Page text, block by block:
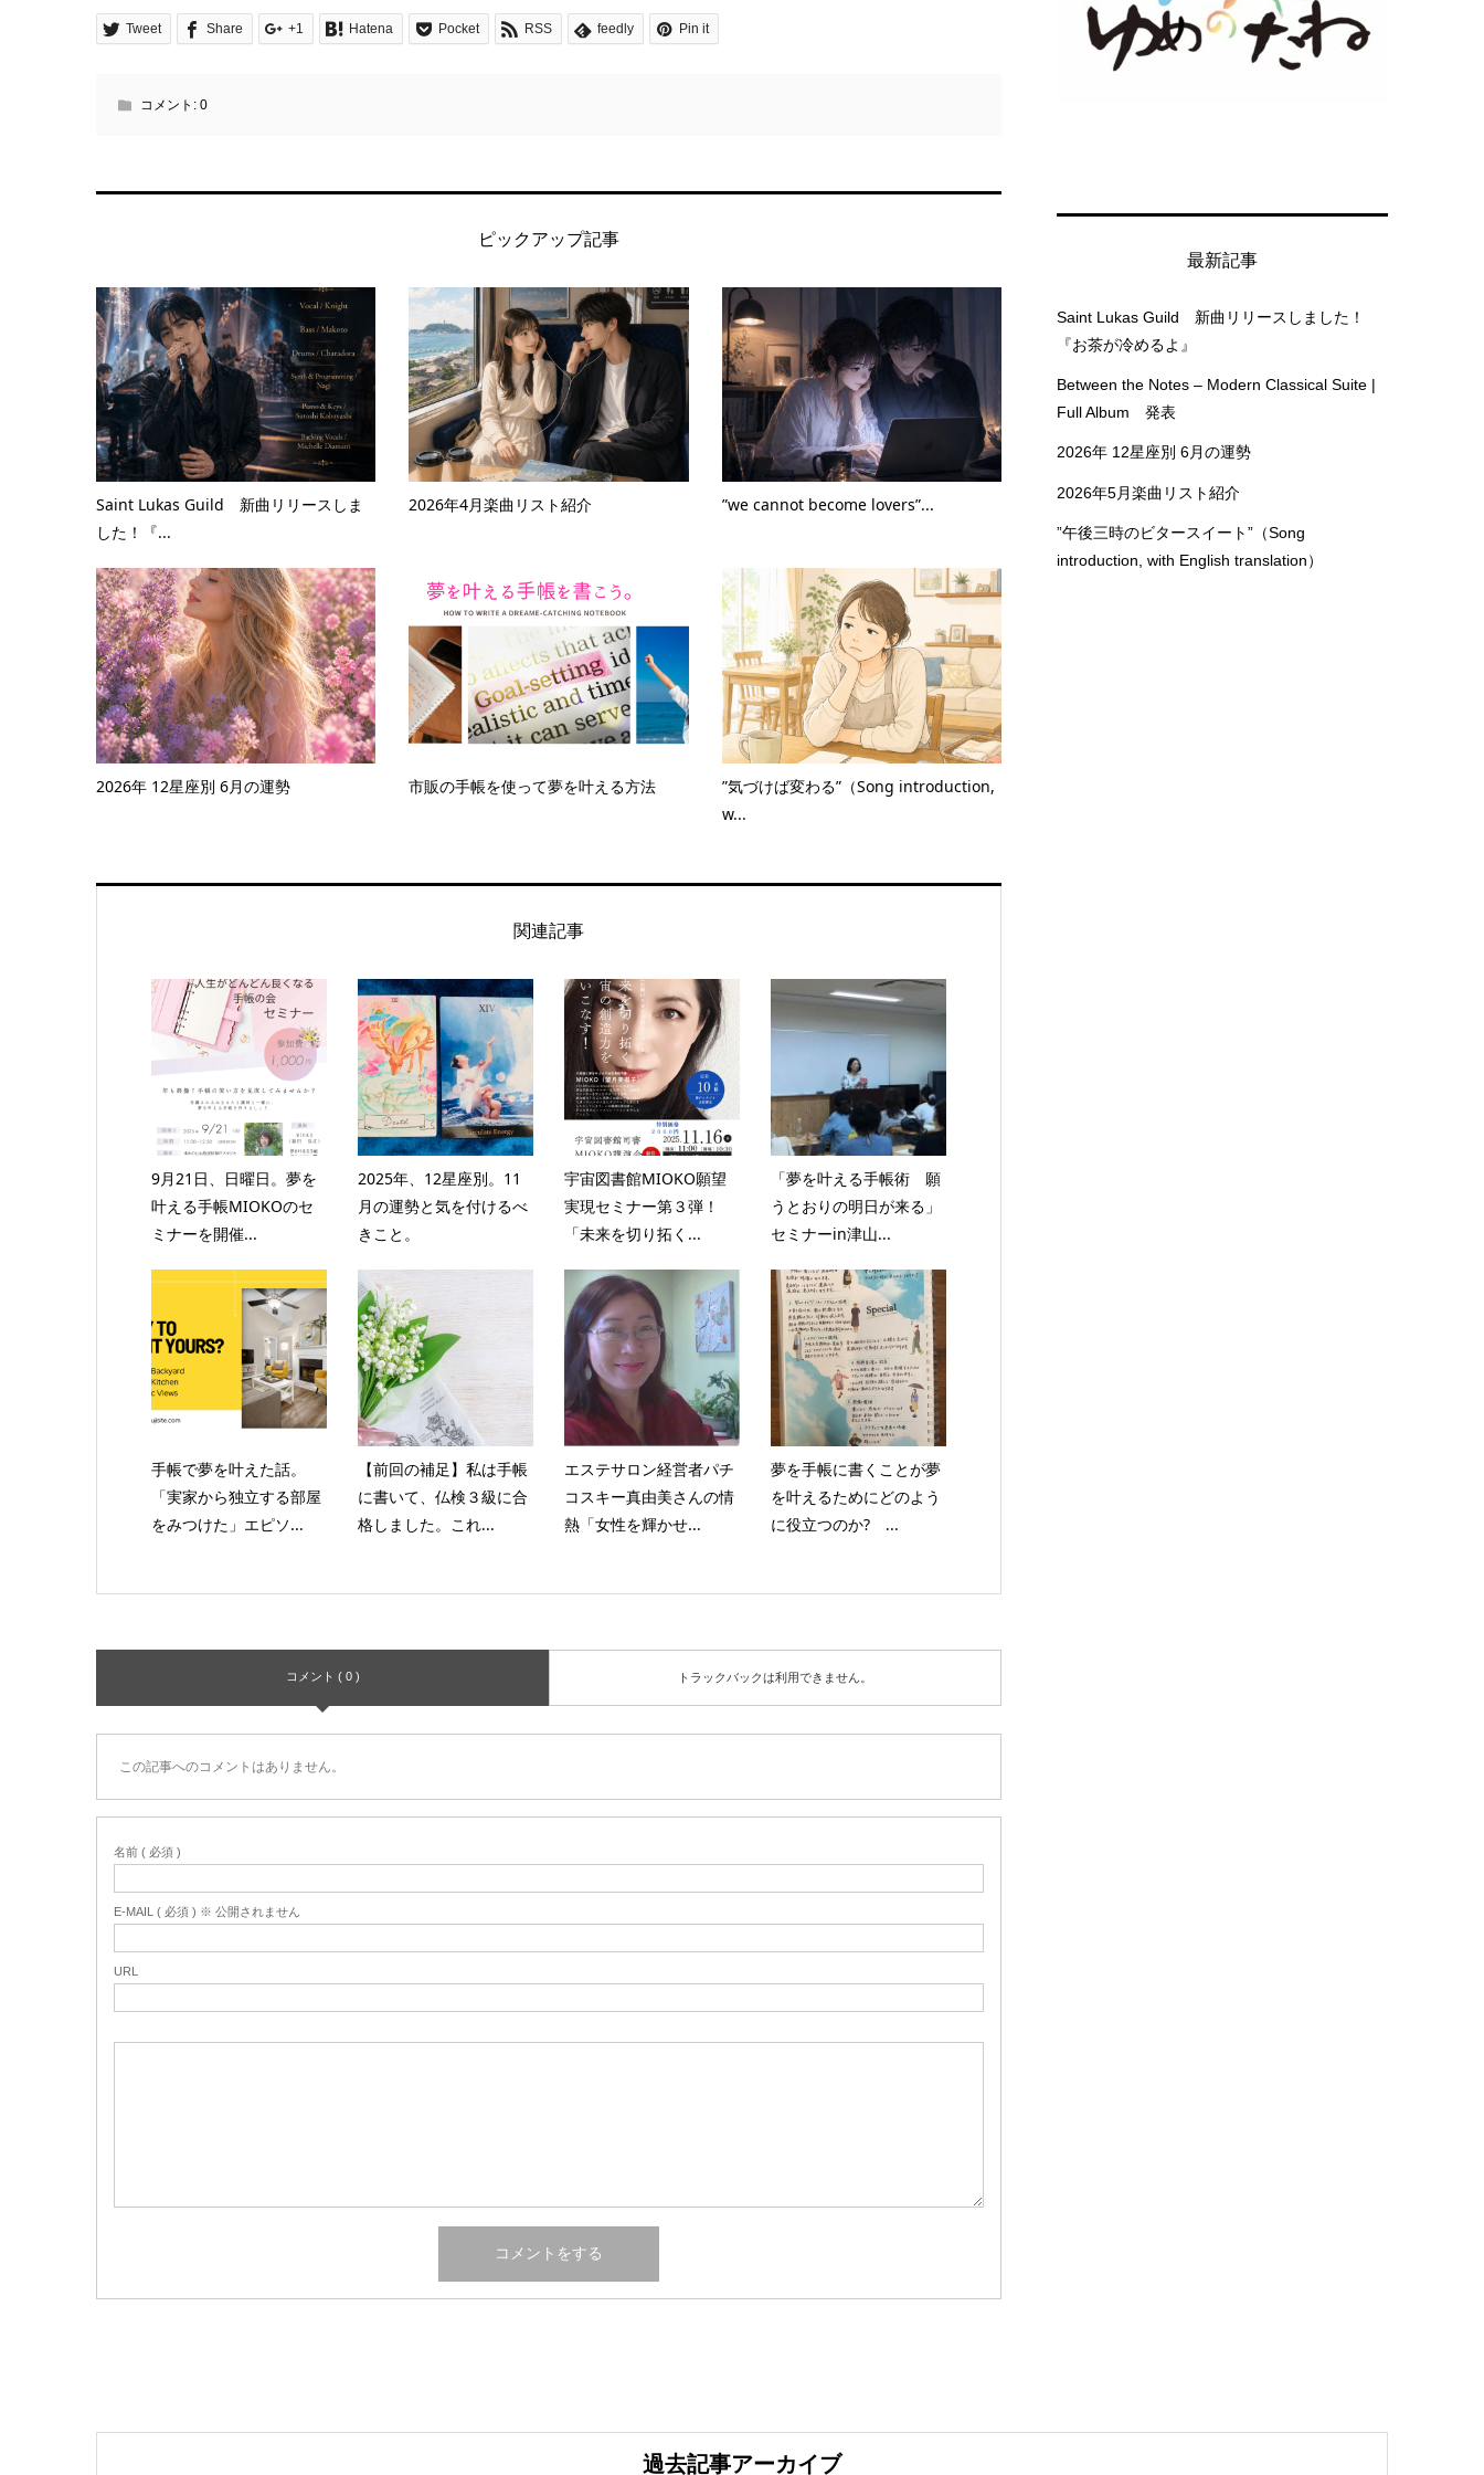
Tweet Share +1 Hatena Pocket RSS feedly Pin it
コメント: 0
ピックアップ記事
Saint Lukas Guild 新曲リリースしま
した！『...
2026年4月楽曲リスト紹介 ”we cannot become lovers”...
2026年 12星座別 6月の運勢 市販の手帳を使って夢を叶える方法
”気づけば変わる”（Song introduction,
w...
関連記事
9月21日、日曜日。夢を
叶える手帳MIOKOのセ
ミナーを開催...
2025年、12星座別。11
月の運勢と気を付けるべ
きこと。
宇宙図書館MIOKO願望
実現セミナー第３弾！
「未来を切り拓く...
「夢を叶える手帳術 願
うとおりの明日が来る」
セミナーin津山...
手帳で夢を叶えた話。
「実家から独立する部屋
をみつけた」エピソ...
【前回の補足】私は手帳
に書いて、仏検３級に合
格しました。これ...
エステサロン経営者パチ
コスキー真由美さんの情
熱「女性を輝かせ...
夢を手帳に書くことが夢
を叶えるためにどのよう
に役立つのか? ...
コメント ( 0 ) トラックバックは利用できません。
この記事へのコメントはありません。
名前 ( 必須 )
E-MAIL ( 必須 ) ※ 公開されません
URL
最新記事
Saint Lukas Guild 新曲リリースしました！
『お茶が冷めるよ』
Between the Notes – Modern Classical Suite |
Full Album 発表
2026年 12星座別 6月の運勢
2026年5月楽曲リスト紹介
”午後三時のビタースイート”（Song
introduction, with English translation）
過去記事アーカイブ